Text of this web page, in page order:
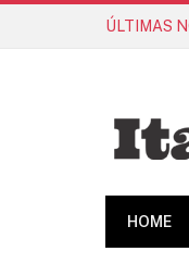
ÚLTIMAS
HOME